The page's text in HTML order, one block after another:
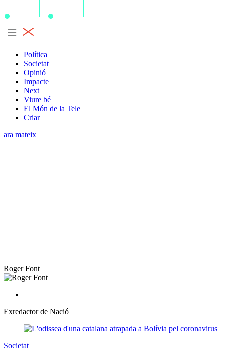
Política
Societat
Opinió
Impacte
Next
Viure bé
El Món de la Tele
Criar
ara mateix
Roger Font
Exredactor de Nació
Societat